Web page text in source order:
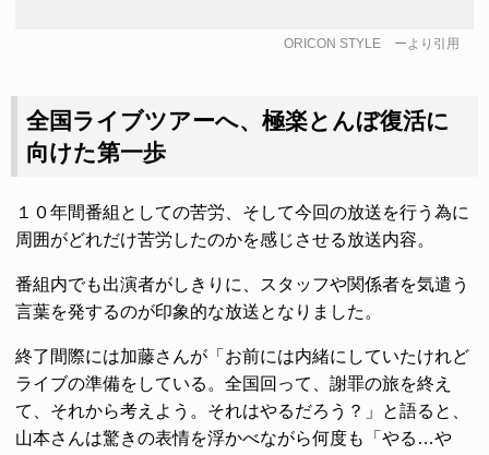
ORICON STYLEーより引用
全国ライブツアーへ、極楽とんぼ復活に
向けた第一歩
１０年間番組としての苦労、そして今回の放送を行う為に
周囲がどれだけ苦労したのかを感じさせる放送内容。
番組内でも出演者がしきりに、スタッフや関係者を気遣う
言葉を発するのが印象的な放送となりました。
終了間際には加藤さんが「お前には内緒にしていたけれど
ライブの準備をしている。全国回って、謝罪の旅を終え
て、それから考えよう。それはやるだろう？」と語ると、
山本さんは驚きの表情を浮かべながら何度も「やる…や